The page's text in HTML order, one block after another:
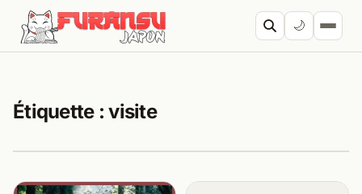
Aller au contenu
🌙
Étiquette :visite